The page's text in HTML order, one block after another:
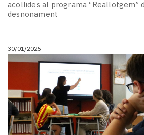
acollides al programa “Reallotgem”
desnonament
30/01/2025